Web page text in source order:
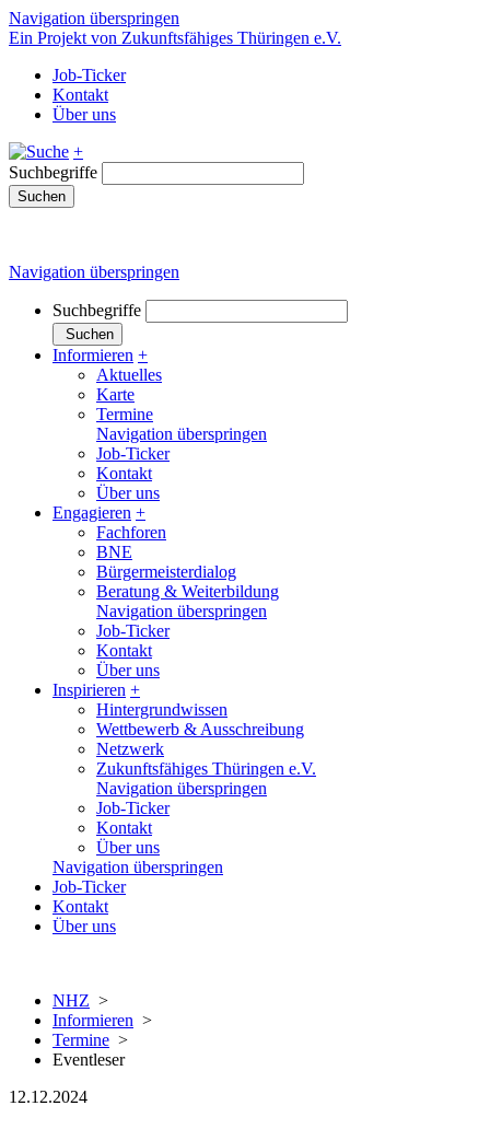
Navigation überspringen
Ein Projekt von Zukunftsfähiges Thüringen e.V.
Job-Ticker
Kontakt
Über uns
+
Suchbegriffe
Suchen
Navigation überspringen
Suchbegriffe
Suchen
Informieren +
Aktuelles
Karte
Termine
Navigation überspringen
Job-Ticker
Kontakt
Über uns
Engagieren +
Fachforen
BNE
Bürgermeisterdialog
Beratung & Weiterbildung
Navigation überspringen
Job-Ticker
Kontakt
Über uns
Inspirieren +
Hintergrundwissen
Wettbewerb & Ausschreibung
Netzwerk
Zukunftsfähiges Thüringen e.V.
Navigation überspringen
Job-Ticker
Kontakt
Über uns
Navigation überspringen
Job-Ticker
Kontakt
Über uns
NHZ >
Informieren >
Termine >
Eventleser
12.12.2024